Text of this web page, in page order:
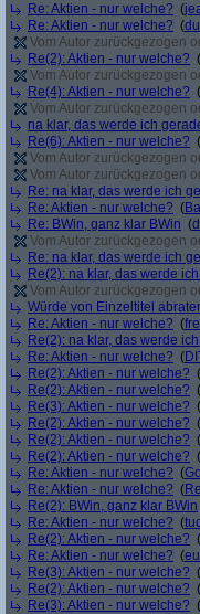
Re: Aktien - nur welche? (
Re: Aktien - nur welche? (
Vom Autor zurückgezogen
Re(2): Aktien - nur welche? (
Vom Autor zurückgezogen
Re(4): Aktien - nur welche? (
Vom Autor zurückgezogen
na klar, das werde ich
Re(6): Aktien - nur welche? (
Vom Autor zurückgezogen
Vom Autor zurückgezogen
Re: na klar, das werde ich
Re: Aktien - nur welche? (
Re: BWin, ganz klar BWin (
Vom Autor zurückgezogen
Re: na klar, das werde ich
Re(2): na klar, das werde
Vom Autor zurückgezogen
Würde von Einzeltitel
Re: Aktien - nur welche? (
Re(2): na klar, das werde
Re: Aktien - nur welche? (
Re(2): Aktien - nur welche? (
Re(2): Aktien - nur welche? (
Re(3): Aktien - nur welche? (
Re(2): Aktien - nur welche? (
Re(2): Aktien - nur welche? (
Re(2): Aktien - nur welche? (
Re: Aktien - nur welche? (
Re: Aktien - nur welche? (
Re(2): BWin, ganz klar BWin
Re: Aktien - nur welche? (
Re(2): Aktien - nur welche? (
Re: Aktien - nur welche? (
Re(3): Aktien - nur welche? (
Re(2): Aktien - nur welche? (
Re(3): Aktien - nur welche? (